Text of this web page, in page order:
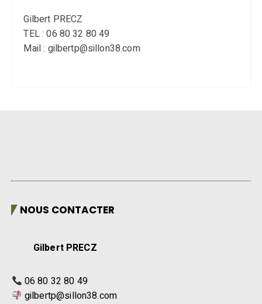
Gilbert PRECZ
TEL : 06 80 32 80 49
Mail : gilbertp@sillon38.com
NOUS CONTACTER
Gilbert PRECZ
06 80 32 80 49
gilbertp@sillon38.com